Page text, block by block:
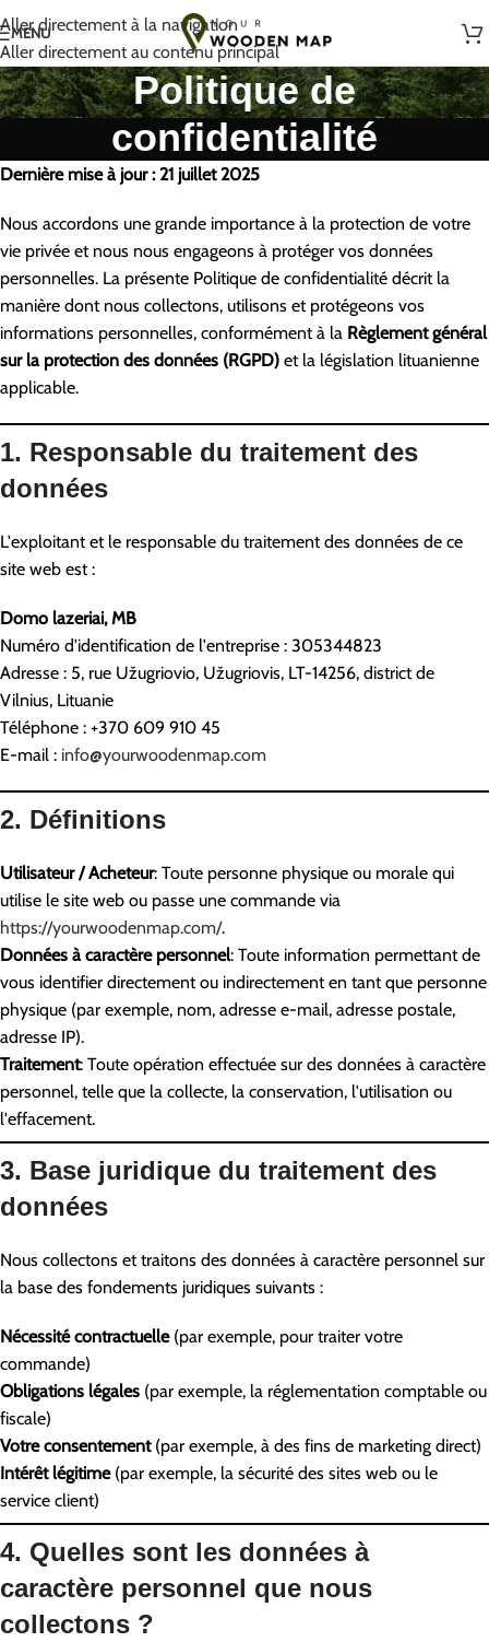
Aller directement à la navigation
Aller directement au contenu principal
Fait à la main avec amour en Lituanie
MENU
Politique de
confidentialité
Dernière mise à jour : 21 juillet 2025
Nous accordons une grande importance à la protection de votre
vie privée et nous nous engageons à protéger vos données
personnelles. La présente Politique de confidentialité décrit la
manière dont nous collectons, utilisons et protégeons vos
informations personnelles, conformément à la Règlement général
sur la protection des données (RGPD) et la législation lituanienne
applicable.
1. Responsable du traitement des
données
L'exploitant et le responsable du traitement des données de ce
site web est :
Domo lazeriai, MB
Numéro d'identification de l'entreprise : 305344823
Adresse : 5, rue Užugriovio, Užugriovis, LT-14256, district de
Vilnius, Lituanie
Téléphone : +370 609 910 45
E-mail : info@yourwoodenmap.com
2. Définitions
Utilisateur / Acheteur: Toute personne physique ou morale qui
utilise le site web ou passe une commande via
https://yourwoodenmap.com/.
Données à caractère personnel: Toute information permettant de
vous identifier directement ou indirectement en tant que personne
physique (par exemple, nom, adresse e-mail, adresse postale,
adresse IP).
Traitement: Toute opération effectuée sur des données à caractère
personnel, telle que la collecte, la conservation, l'utilisation ou
l'effacement.
3. Base juridique du traitement des
données
Nous collectons et traitons des données à caractère personnel sur
la base des fondements juridiques suivants :
Nécessité contractuelle(par exemple, pour traiter votre
commande)
Obligations légales (par exemple, la réglementation comptable ou
fiscale)
Votre consentement(par exemple, à des fins de marketing direct)
Intérêt légitime(par exemple, la sécurité des sites web ou le
service client)
4. Quelles sont les données à
caractère personnel que nous
collectons ?